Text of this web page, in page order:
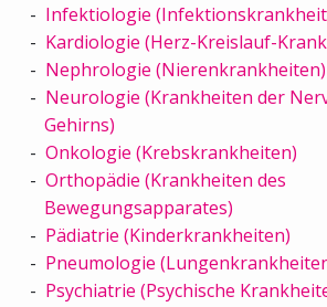
Infektiologie
Kardiologie (Herz-Kreislauf-
Nephrologie (Nierenkrankheiten)
Neurologie (Krankheiten der
Gehirns)
Onkologie (Krebskrankheiten)
Orthopädie (Krankheiten des
Bewegungsapparates)
Pädiatrie (Kinderkrankheiten)
Pneumologie
Psychiatrie (Psychische